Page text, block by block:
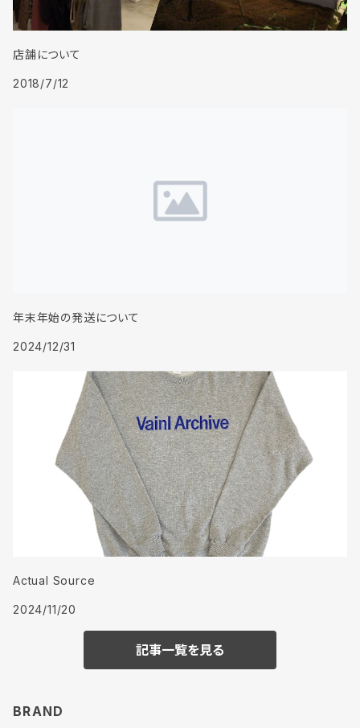
店舗について
2018/7/12
年末年始の発送について
2024/12/31
Actual Source
2024/11/20
記事一覧を見る
BRAND